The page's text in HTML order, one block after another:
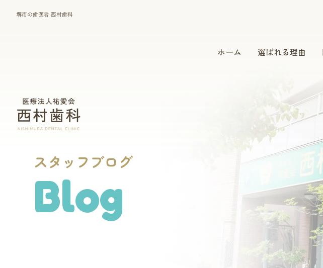
堺市の歯医者 西村歯科
ホーム 選ばれる理由
セラミック
歯周病治療 予防・メンテナンス
スタッフブログ
Blog